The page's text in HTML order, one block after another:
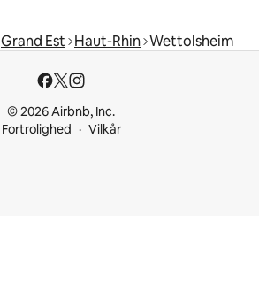
Grand Est Haut-Rhin Wettolsheim
© 2026 Airbnb, Inc.
Fortrolighed
Vilkår